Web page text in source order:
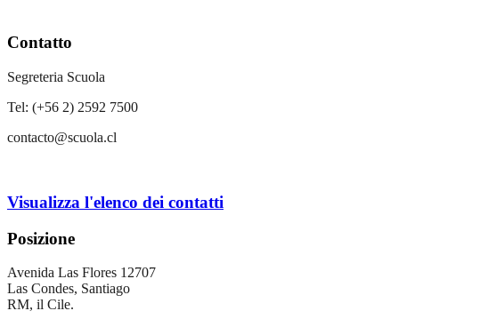
Contatto
Segreteria Scuola
Tel: (+56 2) 2592 7500
contacto@scuola.cl
Visualizza l'elenco dei contatti
Posizione
Avenida Las Flores 12707
Las Condes, Santiago
RM, il Cile.